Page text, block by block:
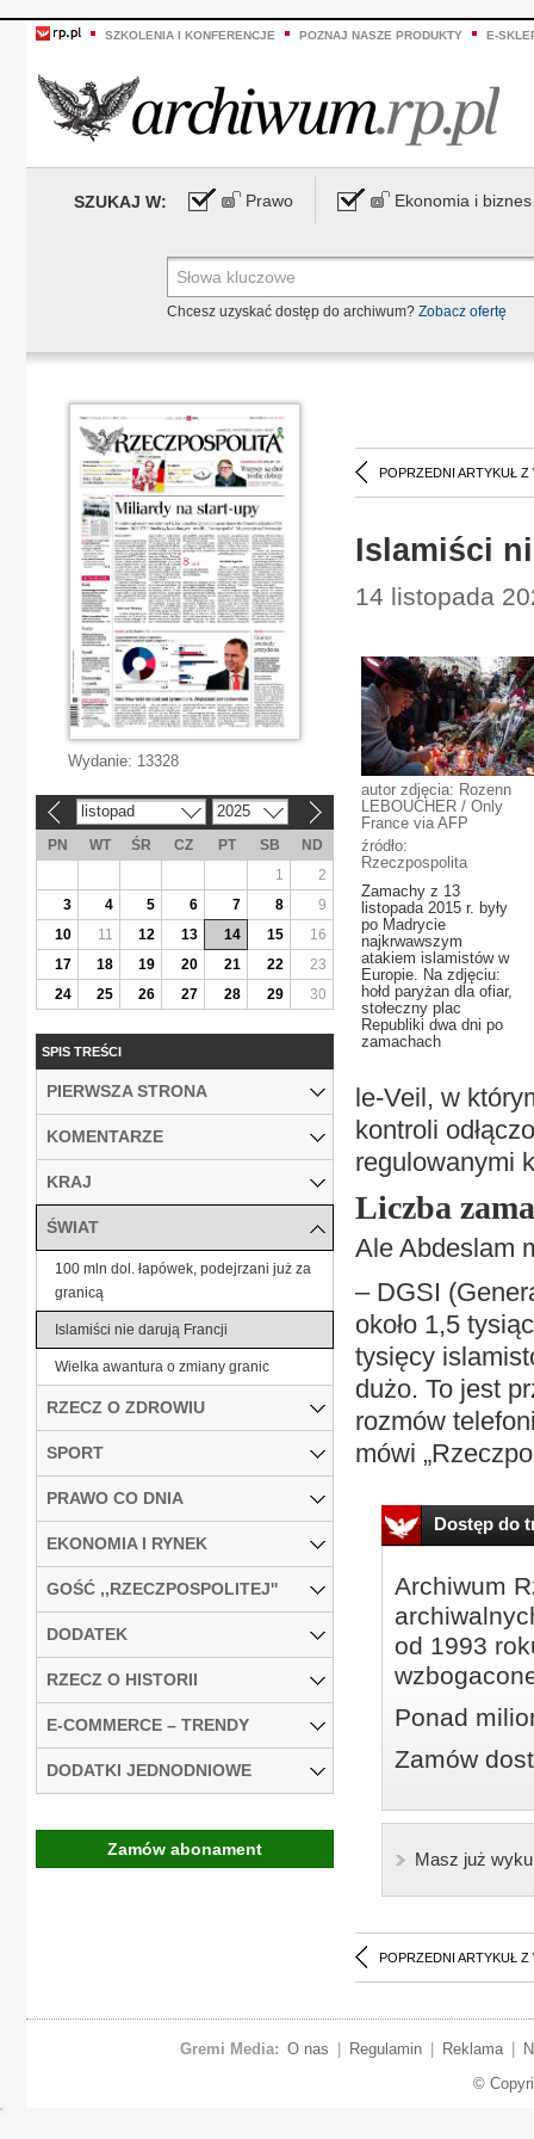
SZKOLENIA I KONFERENCJE POZNAJ NASZE PRODUKTY E-
SZUKAJ W: Prawo Ekonomia i biznes
Chcesz uzyskać dostęp do archiwum? Zobacz ofertę
POPRZEDNI ARTYKUŁ Z
Islamiści
14 listopada
autor zdjęcia: Rozenn
LEBOUCHER / Only
France via AFP
źródło:
Rzeczpospolita
Zamachy z 13
listopada 2015 r. były
po Madrycie
najkrwawszym
atakiem islamistów w
Europie. Na zdjęciu:
hołd paryżan dla ofiar,
stołeczny plac
Republiki dwa dni po
zamachach
le-Veil, w
kontroli
regulowanymi
Liczba
Ale Abdeslam
– DGSI
około 1,5
tysięcy
dużo. To jest
rozmów
mówi
Dostęp do
Archiwum
od 1993
Ponad
Zamów
Masz już
POPRZEDNI ARTYKUŁ Z
Wydanie: 13328
listopad 2025
PN WT ŚR CZ PT SB
ND
1
2
3
4 5 6 7 8
9
10
11 12 13 14 15
16
17
18 19 20 21 22
23
24
25 26 27 28 29 30
SPIS TREŚCI
PIERWSZA STRONA
KOMENTARZE
KRAJ
ŚWIAT
100 mln dol. łapówek, podejrzani już za
granicą
Islamiści nie darują Francji
Wielka awantura o zmiany granic
RZECZ O ZDROWIU
SPORT
PRAWO CO DNIA
EKONOMIA I RYNEK
GOŚĆ ,,RZECZPOSPOLITEJ''
DODATEK
RZECZ O HISTORII
E-COMMERCE – TRENDY
DODATKI JEDNODNIOWE
Zamów abonament
Gremi Media: O nas Regulamin Reklama
©